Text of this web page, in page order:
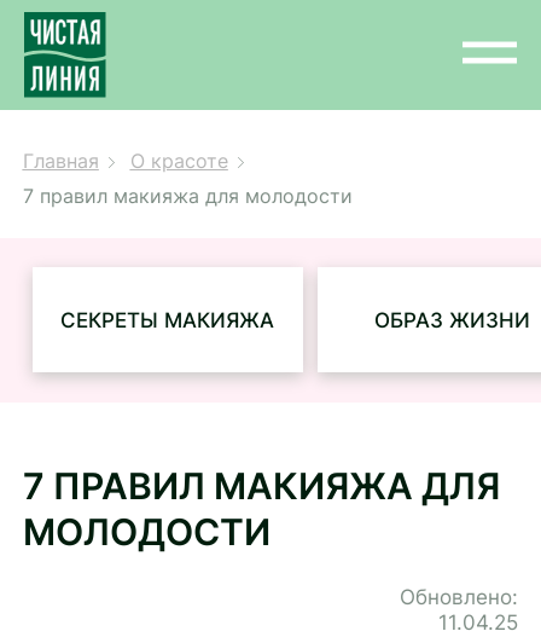
Главная
О красоте
7 правил макияжа для молодости
СЕКРЕТЫ МАКИЯЖА ОБРАЗ ЖИЗНИ
7 ПРАВИЛ МАКИЯЖА ДЛЯ
МОЛОДОСТИ
Обновлено:
11.04.25